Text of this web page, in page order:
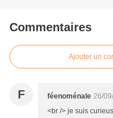
Commentaires
Ajouter un
F féenoménale 26/
<br /> je suis